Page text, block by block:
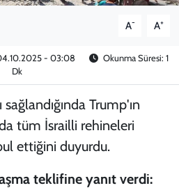
A- A+
- 03:08
Okunma Süresi: 1
Dk
Trump'ın
tüm İsrailli rehineleri
ettiğini duyurdu.
teklifine yanıt verdi: